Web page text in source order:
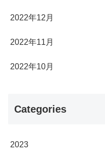
2022年12月
2022年11月
2022年10月
Categories
2023